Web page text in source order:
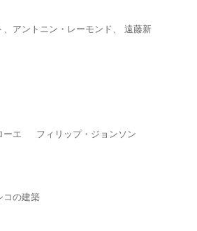
アントニン・レーモンド、 遠藤新
ーエ フィリップ・ジョンソン
の建築